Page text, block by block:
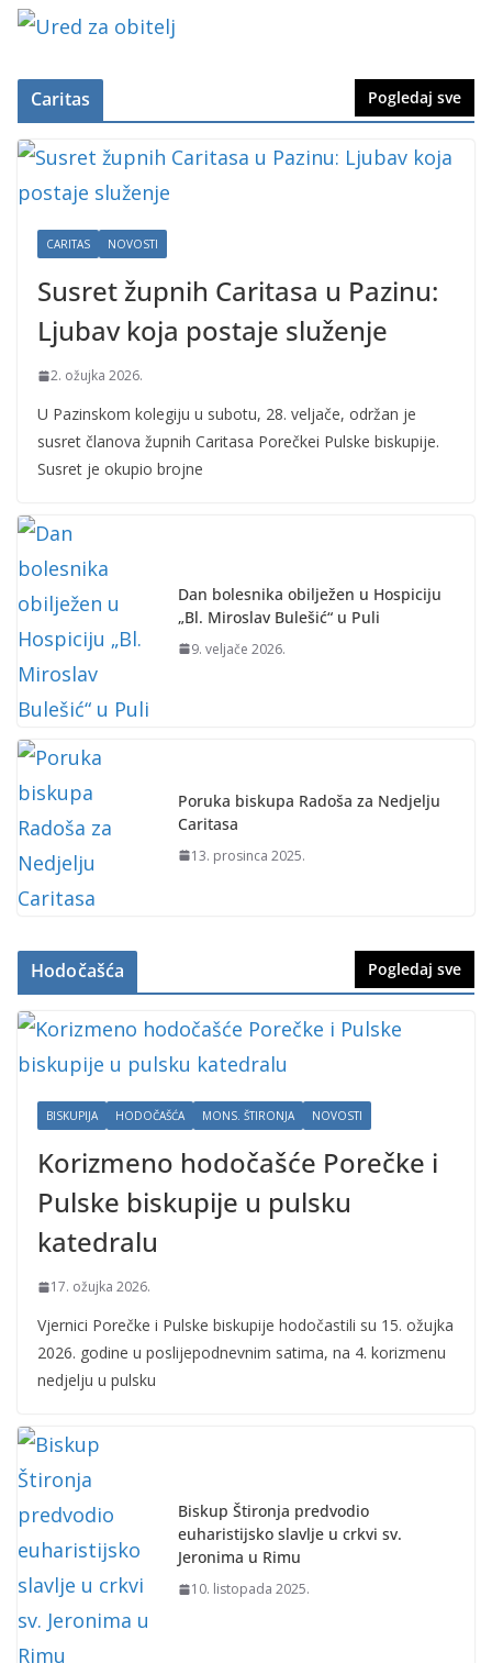
Caritas Pogledaj sve
CARITAS NOVOSTI
Susret župnih Caritasa u Pazinu:
Ljubav koja postaje služenje
2. ožujka 2026.
U Pazinskom kolegiju u subotu, 28. veljače, održan je
susret članova župnih Caritasa Porečkei Pulske biskupije.
Susret je okupio brojne
Dan bolesnika obilježen u Hospiciju
„Bl. Miroslav Bulešić“ u Puli
9. veljače 2026.
Poruka biskupa Radoša za Nedjelju
Caritasa
13. prosinca 2025.
Hodočašća Pogledaj sve
BISKUPIJA HODOČAŠĆA MONS. ŠTIRONJA NOVOSTI
Korizmeno hodočašće Porečke i
Pulske biskupije u pulsku
katedralu
17. ožujka 2026.
Vjernici Porečke i Pulske biskupije hodočastili su 15. ožujka
2026. godine u poslijepodnevnim satima, na 4. korizmenu
nedjelju u pulsku
Biskup Štironja predvodio
euharistijsko slavlje u crkvi sv.
Jeronima u Rimu
10. listopada 2025.